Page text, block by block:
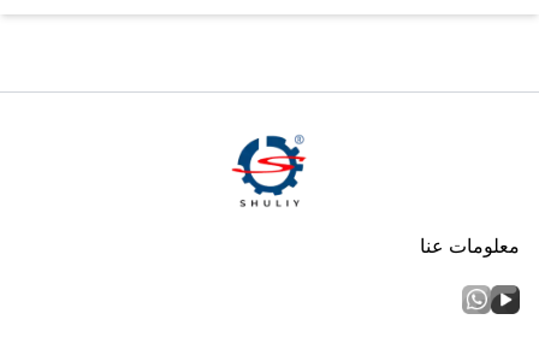
معلومات عنا